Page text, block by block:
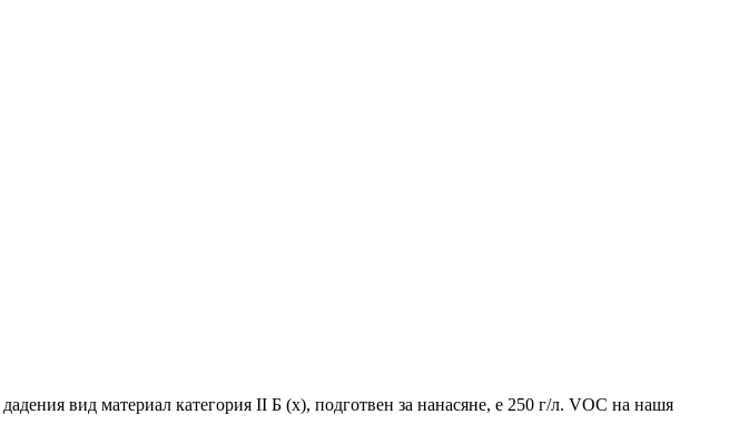
вид материал категория II Б (x), подготвен за нанасяне, е 250 г/л. VOC на нашя